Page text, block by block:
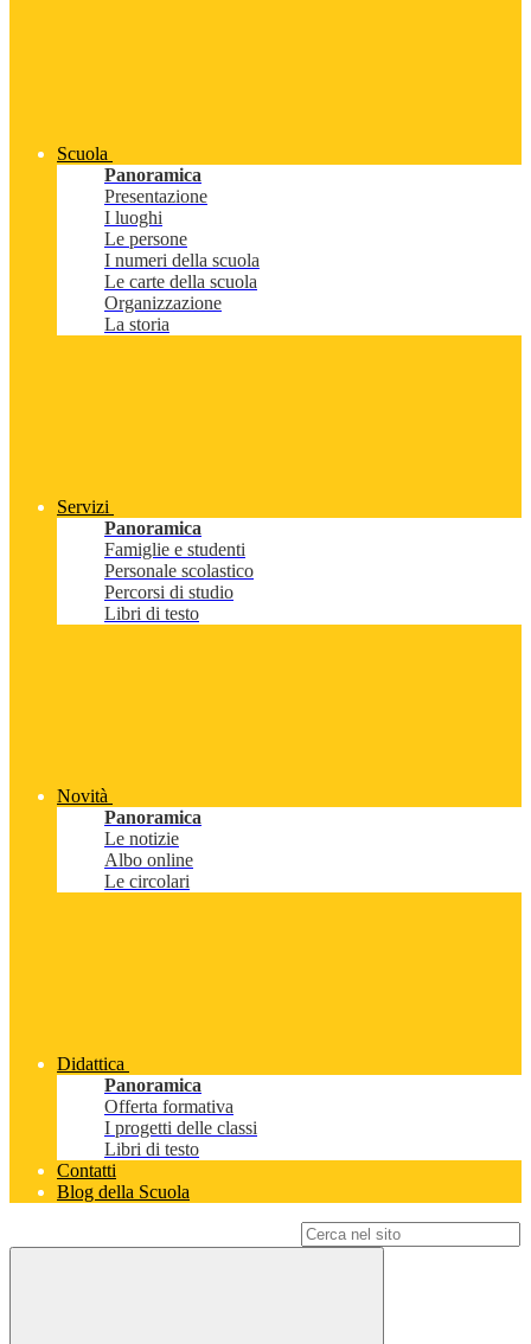
Scuola
Panoramica
Presentazione
I luoghi
Le persone
I numeri della scuola
Le carte della scuola
Organizzazione
La storia
Servizi
Panoramica
Famiglie e studenti
Personale scolastico
Percorsi di studio
Libri di testo
Novità
Panoramica
Le notizie
Albo online
Le circolari
Didattica
Panoramica
Offerta formativa
I progetti delle classi
Libri di testo
Contatti
Blog della Scuola